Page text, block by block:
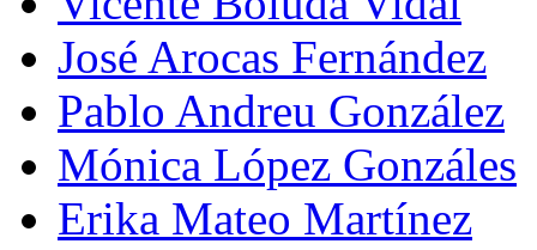
José Arocas Fernández
Pablo Andreu González
Mónica López Gonzáles
Erika Mateo Martínez